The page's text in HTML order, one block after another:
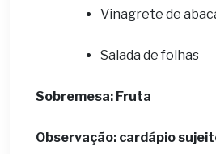
Vinagrete de
Salada de folhas
Sobremesa: Fruta
Observação: cardápio